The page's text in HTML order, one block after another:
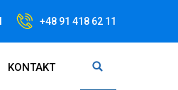
+48 91 418 62 11
KONTAKT